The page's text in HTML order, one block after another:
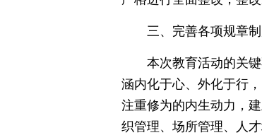
三、完善各项规章
本次教育活动的关
涵内化于心、外化于行
注重修为的内生动力，
织管理、场所管理、人